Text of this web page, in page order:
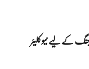
کے لیے نیوکلیئر